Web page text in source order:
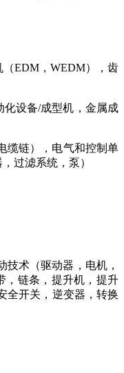
EDM，WEDM），齿
设备/成型机，金属成
缆链），电气和控制单
过滤系统，泵）
术（驱动器，电机，
，链条，提升机，提升
全开关，逆变器，转换